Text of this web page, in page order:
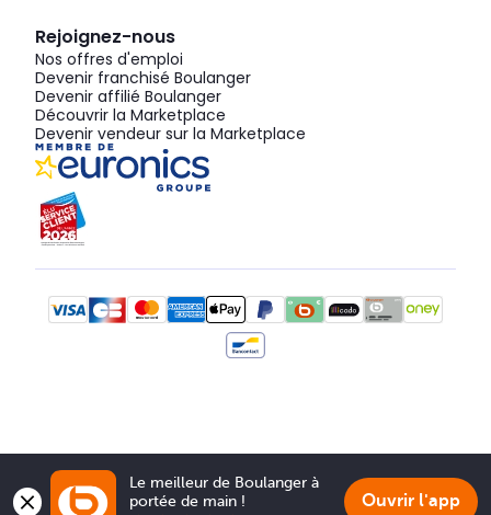
Rejoignez-nous
Nos offres d'emploi
Devenir franchisé Boulanger
Devenir affilié Boulanger
Découvrir la Marketplace
Devenir vendeur sur la Marketplace
Le meilleur de Boulanger à
portée de main !
Ouvrir l'app